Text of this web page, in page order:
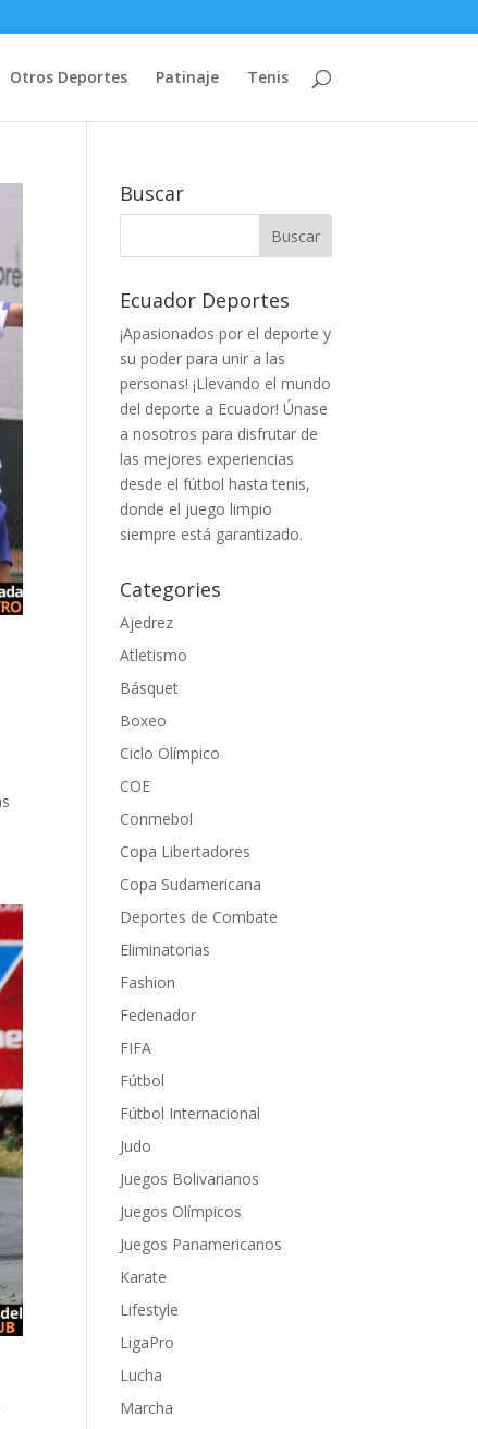
Otros Deportes Patinaje Tenis
Buscar
Ecuador Deportes
¡Apasionados por el deporte y
su poder para unir a las
personas! ¡Llevando el mundo
del deporte a Ecuador! Únase
a nosotros para disfrutar de
las mejores experiencias
desde el fútbol hasta tenis,
donde el juego limpio
siempre está garantizado.
Categories
Ajedrez
Atletismo
Básquet
Boxeo
Ciclo Olímpico
COE
Conmebol
Copa Libertadores
Copa Sudamericana
Deportes de Combate
Eliminatorias
Fashion
Fedenador
FIFA
Fútbol
Fútbol Internacional
Judo
Juegos Bolivarianos
Juegos Olímpicos
Juegos Panamericanos
Karate
Lifestyle
LigaPro
Lucha
Marcha